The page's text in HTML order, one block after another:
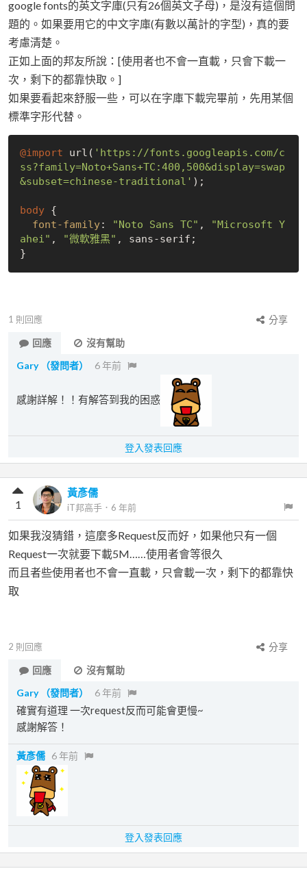
google fonts的英文字庫(只有26個英文子母)，是沒有這個問
題的。如果要用它的中文字庫(有數以萬計的字型)，真的要
考慮清楚。
正如上面的邦友所說：[使用者也不會一直載，只會下載一
次，剩下的都靠快取。]
如果要看起來舒服一些，可以在字庫下載完畢前，先用某個
標準字形代替。
@import url( 'https://fonts.googleapis.com/c
ss?family=Noto+Sans+TC:400,500&display=swap
&subset=chinese-traditional' );
body {
font-family: "Noto Sans TC" ,
"Microsoft Y
ahei" , "微軟雅黑" , sans-serif;
1 則回應
分享
回應
沒有幫助
Gary
（發問者） 6 年前
感謝詳解！！有解答到我的困惑
登入發表回應
黃彥儒
iT邦高手 ． 6 年前
1
如果我沒猜錯，這麼多Request反而好，如果他只有一個
Request一次就要下載5M……使用者會等很久
而且者些使用者也不會一直載，只會載一次，剩下的都靠快
取
2 則回應
分享
回應
沒有幫助
Gary
（發問者） 6 年前
確實有道理 一次request反而可能會更慢~
感謝解答！
黃彥儒 6 年前
登入發表回應